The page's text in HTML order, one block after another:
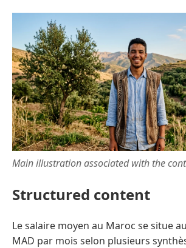
Main illustration associated with the
Structured content
Le salaire moyen au Maroc se situe
MAD par mois selon plusieurs